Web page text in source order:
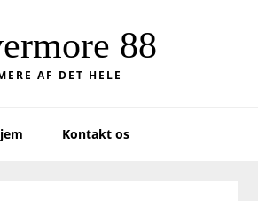
88
AF DET HELE
Kontakt os